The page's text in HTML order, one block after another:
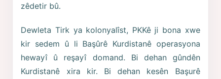
zêdetir bû.
Dewleta Tirk ya kolonyalîst, PKKê ji bona xwe
kir sedem û li Başûrê Kurdistanê operasyona
hewayî û reşayî domand. Bi dehan gûndên
Kurdistanê xira kir. Bi dehan kesên Başurê